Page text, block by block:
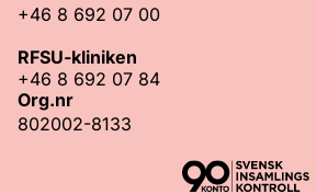
+46 8 692 07 00
RFSU-kliniken
+46 8 692 07 84
Org.nr
802002-8133